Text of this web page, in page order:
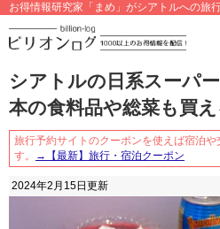
お得情報研究家「まめ」がシアトルへの旅
シアトルの日系スーパ
本の食料品や総菜も買え
旅行予約サイトのクーポンを使えば宿泊
す。
→【最新】旅行・宿泊クーポン
2024年2月15日 更新